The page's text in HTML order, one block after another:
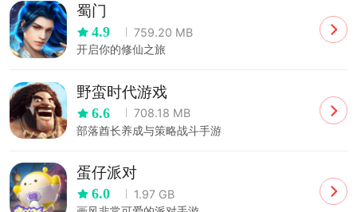
蜀门
4.9
759.20 MB
开启你的修仙之旅
野蛮时代游戏
6.6
708.18 MB
部落酋长养成与策略战斗手游
蛋仔派对
6.0
1.97 GB